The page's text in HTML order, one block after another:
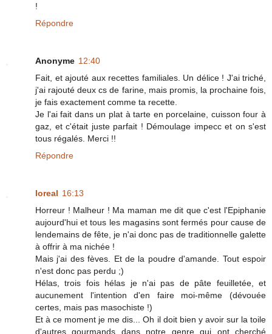
!
Répondre
Anonyme 12:40
Fait, et ajouté aux recettes familiales. Un délice ! J'ai triché,
j'ai rajouté deux cs de farine, mais promis, la prochaine fois,
je fais exactement comme ta recette.
Je l'ai fait dans un plat à tarte en porcelaine, cuisson four à
gaz, et c'était juste parfait ! Démoulage impecc et on s'est
tous régalés. Merci !!
Répondre
loreal 16:13
Horreur ! Malheur ! Ma maman me dit que c'est l'Epiphanie
aujourd'hui et tous les magasins sont fermés pour cause de
lendemains de fête, je n'ai donc pas de traditionnelle galette
à offrir à ma nichée !
Mais j'ai des fèves. Et de la poudre d'amande. Tout espoir
n'est donc pas perdu ;)
Hélas, trois fois hélas je n'ai pas de pâte feuilletée, et
aucunement l'intention d'en faire moi-même (dévouée
certes, mais pas masochiste !)
Et à ce moment je me dis... Oh il doit bien y avoir sur la toile
d'autres gourmands dans notre genre qui ont cherché